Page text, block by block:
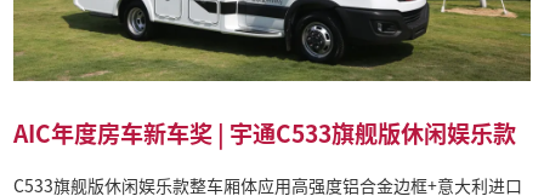
AIC年度房车新车奖 | 宇通C533旗舰版休闲娱乐款
C533旗舰版休闲娱乐款整车厢体应用高强度铝合金边框+意大利进口